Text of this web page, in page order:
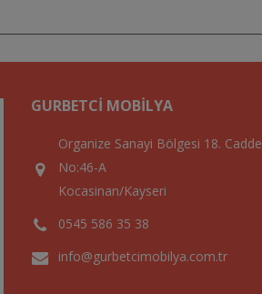
GURBETCI MOBILYA
Organize Sanayi Bölgesi 18. Cadde
No:46-A
Kocasinan/Kayseri
0545 586 35 38
info@gurbetcimobilya.com.tr